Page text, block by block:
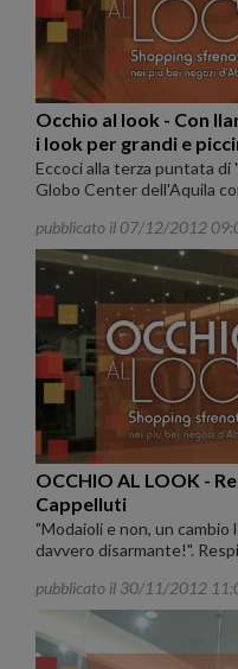
Occhio al look - Con
i look per grandi e
Eccoci alla terza puntata di
Globo Center dell'Aquila
pubblicato il 07/12/2012
OCCHIO AL LOOK -
Cappelluti
"Modaioli e non, un cambio
davvero disarmante!".
pubblicato il 30/11/2012